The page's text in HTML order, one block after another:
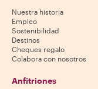
Nuestra historia
Empleo
Sostenibilidad
Destinos
Cheques regalo
Colabora con nosotros
Anfitriones